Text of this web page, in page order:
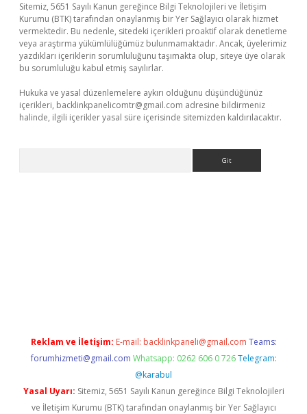
Sitemiz, 5651 Sayılı Kanun gereğince Bilgi Teknolojileri ve İletişim
Kurumu (BTK) tarafından onaylanmış bir Yer Sağlayıcı olarak hizmet
vermektedir. Bu nedenle, sitedeki içerikleri proaktif olarak denetleme
veya araştırma yükümlülüğümüz bulunmamaktadır. Ancak, üyelerimiz
yazdıkları içeriklerin sorumluluğunu taşımakta olup, siteye üye olarak
bu sorumluluğu kabul etmiş sayılırlar.
Hukuka ve yasal düzenlemelere aykırı olduğunu düşündüğünüz
içerikleri, backlinkpanelicomtr@gmail.com adresine bildirmeniz
halinde, ilgili içerikler yasal süre içerisinde sitemizden kaldırılacaktır.
Reklam ve İletişim: E-mail: backlinkpaneli@gmail.com Teams:
forumhizmeti@gmail.com Whatsapp: 0262 606 0 726 Telegram:
@karabul
Yasal Uyarı: Sitemiz, 5651 Sayılı Kanun gereğince Bilgi Teknolojileri
ve İletişim Kurumu (BTK) tarafından onaylanmış bir Yer Sağlayıcı